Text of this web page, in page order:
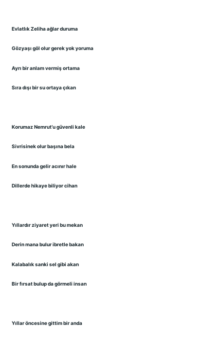
Evlatlık Zeliha ağlar duruma
Gözyaşı göl olur gerek yok yoruma
Ayrı bir anlam vermiş ortama
Sıra dışı bir su ortaya çıkan
Korumaz Nemrut’u güvenli kale
Sivrisinek olur başına bela
En sonunda gelir acınır hale
Dillerde hikaye biliyor cihan
Yıllardır ziyaret yeri bu mekan
Derin mana bulur ibretle bakan
Kalabalık sanki sel gibi akan
Bir fırsat bulup da görmeli insan
Yıllar öncesine gittim bir anda